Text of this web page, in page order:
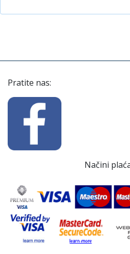
Pratite nas:
Načini